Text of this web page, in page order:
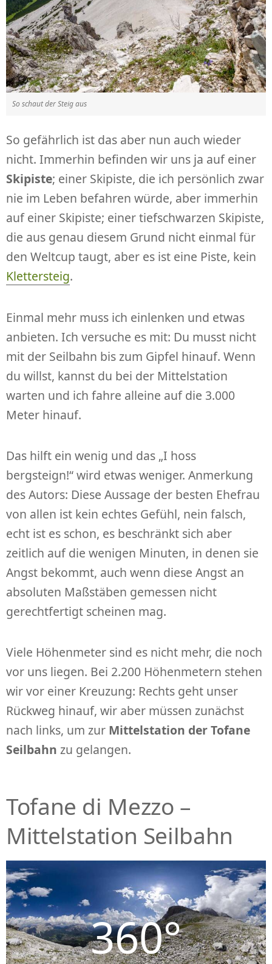
So schaut der Steig aus
So gefährlich ist das aber nun auch wieder
nicht. Immerhin befinden wir uns ja auf einer
Skipiste; einer Skipiste, die ich persönlich zwar
nie im Leben befahren würde, aber immerhin
auf einer Skipiste; einer tiefschwarzen Skipiste,
die aus genau diesem Grund nicht einmal für
den Weltcup taugt, aber es ist eine Piste, kein
Klettersteig.
Einmal mehr muss ich einlenken und etwas
anbieten. Ich versuche es mit: Du musst nicht
mit der Seilbahn bis zum Gipfel hinauf. Wenn
du willst, kannst du bei der Mittelstation
warten und ich fahre alleine auf die 3.000
Meter hinauf.
Das hilft ein wenig und das „I hoss
bergsteign!“ wird etwas weniger. Anmerkung
des Autors: Diese Aussage der besten Ehefrau
von allen ist kein echtes Gefühl, nein falsch,
echt ist es schon, es beschränkt sich aber
zeitlich auf die wenigen Minuten, in denen sie
Angst bekommt, auch wenn diese Angst an
absoluten Maßstäben gemessen nicht
gerechtfertigt scheinen mag.
Viele Höhenmeter sind es nicht mehr, die noch
vor uns liegen. Bei 2.200 Höhenmetern stehen
wir vor einer Kreuzung: Rechts geht unser
Rückweg hinauf, wir aber müssen zunächst
nach links, um zur Mittelstation der Tofane
Seilbahn zu gelangen.
Tofane di Mezzo –
Mittelstation Seilbahn